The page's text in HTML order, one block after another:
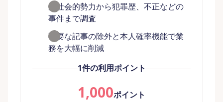
反社会的勢力から犯罪歴、不正などの
事件まで調査
不要な記事の除外と本人確率機能で業
務を大幅に削減
1件の利用ポイント
1,000ポイント